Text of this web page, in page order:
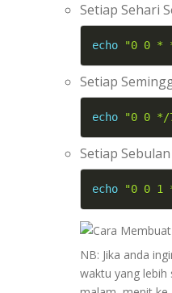
Setiap Sehari
echo "0 0 *
Setiap
echo "0 0 */
Setiap
echo "0 0 1
NB: Jika anda
waktu yang lebih